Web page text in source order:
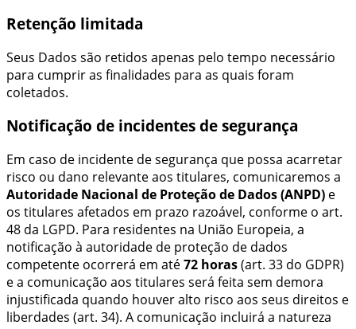
Retenção limitada
Seus Dados são retidos apenas pelo tempo necessário
para cumprir as finalidades para as quais foram
coletados.
Notificação de incidentes de segurança
Em caso de incidente de segurança que possa acarretar
risco ou dano relevante aos titulares, comunicaremos a
Autoridade Nacional de Proteção de Dados (ANPD) e
os titulares afetados em prazo razoável, conforme o art.
48 da LGPD. Para residentes na União Europeia, a
notificação à autoridade de proteção de dados
competente ocorrerá em até72 horas(art. 33 do GDPR)
e a comunicação aos titulares será feita sem demora
injustificada quando houver alto risco aos seus direitos e
liberdades (art. 34). A comunicação incluirá a natureza